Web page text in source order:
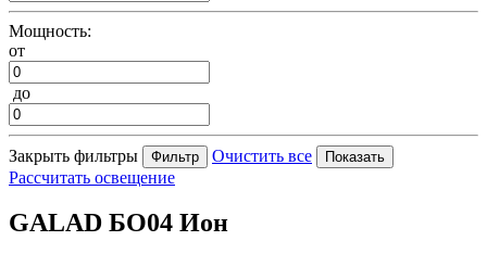
Мощность:
от
до
Закрыть фильтры
Очистить все
Рассчитать освещение
GALAD БО04 Ион